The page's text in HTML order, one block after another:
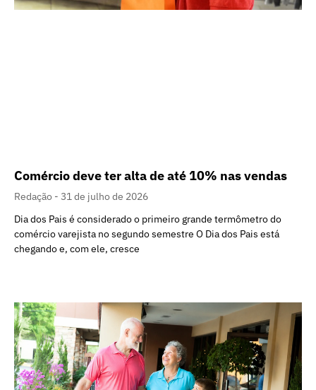
Comércio deve ter alta de até 10% nas vendas
Redação
31 de julho de 2026
Dia dos Pais é considerado o primeiro grande termômetro do
comércio varejista no segundo semestre O Dia dos Pais está
chegando e, com ele, cresce